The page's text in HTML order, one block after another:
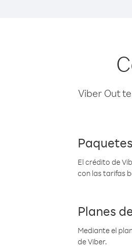
Viber Out
El crédito de
con las tarifas
Planes
Mediante el
de Viber.